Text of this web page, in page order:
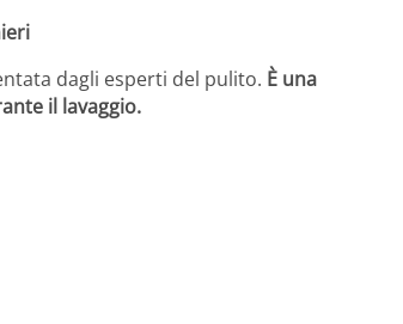
dagli esperti del pulito. È una
il lavaggio.